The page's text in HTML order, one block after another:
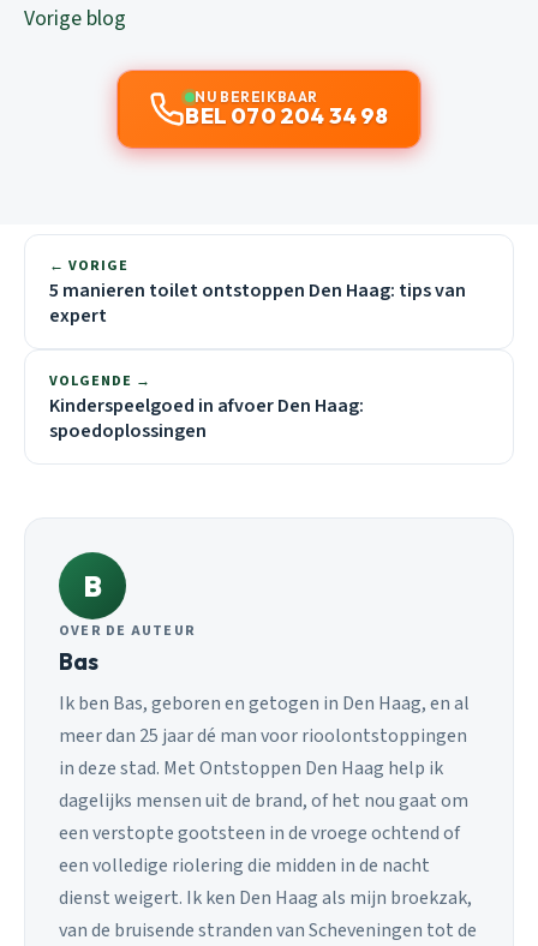
Vorige blog
NU BEREIKBAAR
BEL 070 204 34 98
← VORIGE
5 manieren toilet ontstoppen Den Haag: tips van
expert
VOLGENDE →
Kinderspeelgoed in afvoer Den Haag:
spoedoplossingen
B
OVER DE AUTEUR
Bas
Ik ben Bas, geboren en getogen in Den Haag, en al
meer dan 25 jaar dé man voor rioolontstoppingen
in deze stad. Met Ontstoppen Den Haag help ik
dagelijks mensen uit de brand, of het nou gaat om
een verstopte gootsteen in de vroege ochtend of
een volledige riolering die midden in de nacht
dienst weigert. Ik ken Den Haag als mijn broekzak,
van de bruisende stranden van Scheveningen tot de